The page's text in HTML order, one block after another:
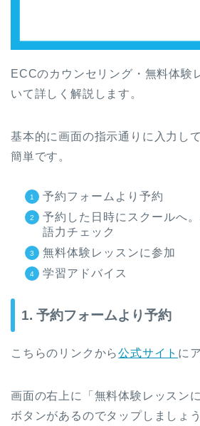
ECCのカウンセリング・無料体験
いて詳しく解説します。
基本的に画面の指示通りに入力し
簡単です。
予約フォームより予約
予約した日時にスクールへ
語力チェック
無料体験レッスンに参加
学習アドバイス
1. 予約フォームより予約
こちらのリンクから公式サイト に
画面の右上に「無料体験レッスン
ボタンがあるのでタップしましょう